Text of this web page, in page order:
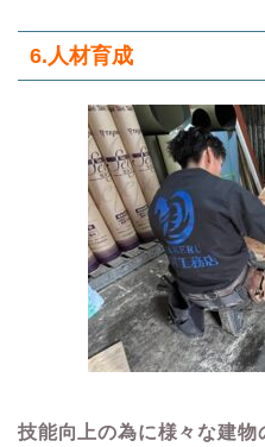
6.人材育成
技能向上の為に様々な建